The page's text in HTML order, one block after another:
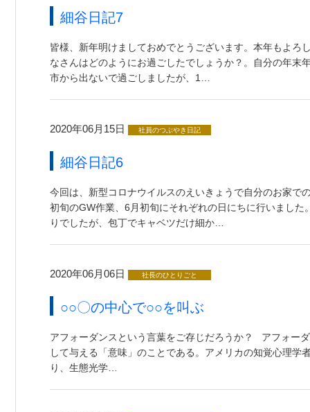
細谷日記7
皆様、新年明けましておめでとうございます。本年もよろ
なさんはどのようにお過ごしたでしょうか？。自分の年末
市から出ないで過ごしましたが、1…
2020年06月15日 社員のつぶやき日記
細谷日記6
今回は、新型コロナウイルスのえいきょうで自分のお家で
初旬のGW作業、6月初旬にそれぞれの日にちに行いまし
りでしたが、包丁でキャベツだけ細か…
2020年06月06日 社長のひとりごと
○○〇の中心で○○を叫ぶ
アフォーダンスという言葉をご存じだろうか？ アフォー
して与える「意味」のことである。アメリカの知覚心理学
り、生態光学…